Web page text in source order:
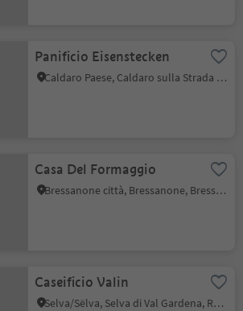
Panificio Eisenstecken
Caldaro Paese, Caldaro sulla Strada del Vino, Strada del Vino
Casa Del Formaggio
Bressanone città, Bressanone, Bressanone e dintorni
Caseificio Valin
Selva/Sëlva, Selva di Val Gardena, Regione dolomitica Val Gardena